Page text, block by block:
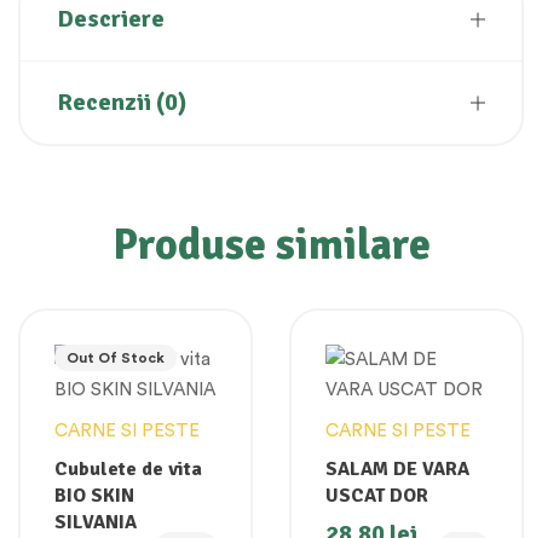
Descriere
Recenzii (0)
Produse similare
Out Of Stock
CARNE SI PESTE
Cubulete de vita
BIO SKIN
SILVANIA
CARNE SI PESTE
SALAM DE VARA
USCAT DOR